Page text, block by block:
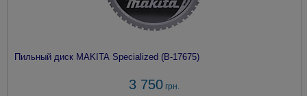
Пильный диск MAKITA Specialized (B-17675)
3 750 грн.